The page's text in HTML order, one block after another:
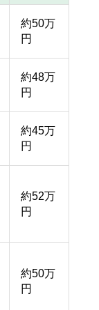
約50万
円
約48万
円
約45万
円
約52万
円
約50万
円